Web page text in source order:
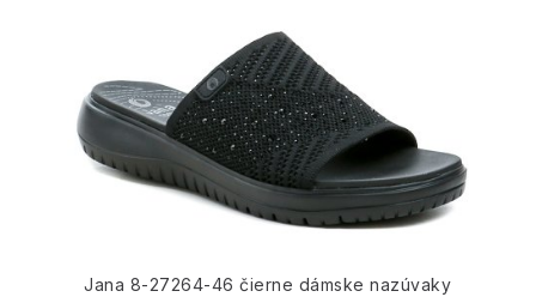
Jana 8-27264-46 čierne dámske nazúvaky